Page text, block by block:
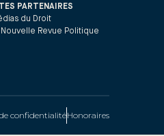
PARTENAIRES
du Droit
Nouvelle Revue Politique
confidentialitéHonoraires